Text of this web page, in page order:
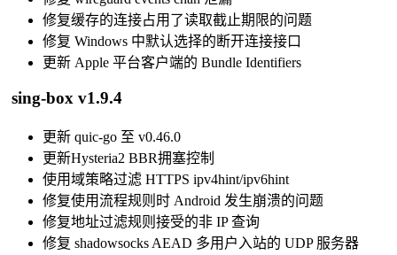
修复缓存的连接占用了读取截止期限的问题
修复 Windows 中默认选择的断开连接接口
更新 Apple 平台客户端的 Bundle Identifiers
sing-box v1.9.4
更新 quic-go 至 v0.46.0
更新Hysteria2 BBR拥塞控制
使用域策略过滤 HTTPS ipv4hint/ipv6hint
修复使用流程规则时 Android 发生崩溃的问题
修复地址过滤规则接受的非 IP 查询
修复 shadowsocks AEAD 多用户入站的 UDP 服务器